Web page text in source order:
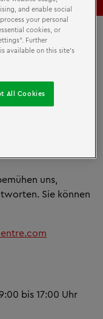
uns,
Sie können
bis 17:00 Uhr
and enable social
your personal
cookies, or
Further
available on this site’s
All Cookies